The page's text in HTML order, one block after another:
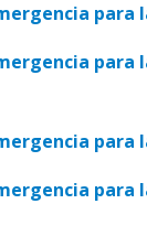
para
para